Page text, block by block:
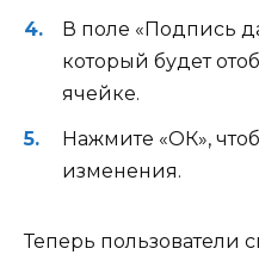
В поле «Подпись
который будет
ячейке.
Нажмите «ОК»,
изменения.
Теперь пользователи